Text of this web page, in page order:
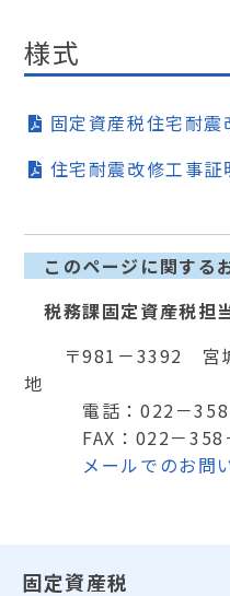
様式
固定資産税住宅耐震
住宅耐震改修工事証
このページに関する
税務課固定資産税担
〒981－3392 宮
地
電話：022－358
FAX：022－358
メールでのお問
固定資産税